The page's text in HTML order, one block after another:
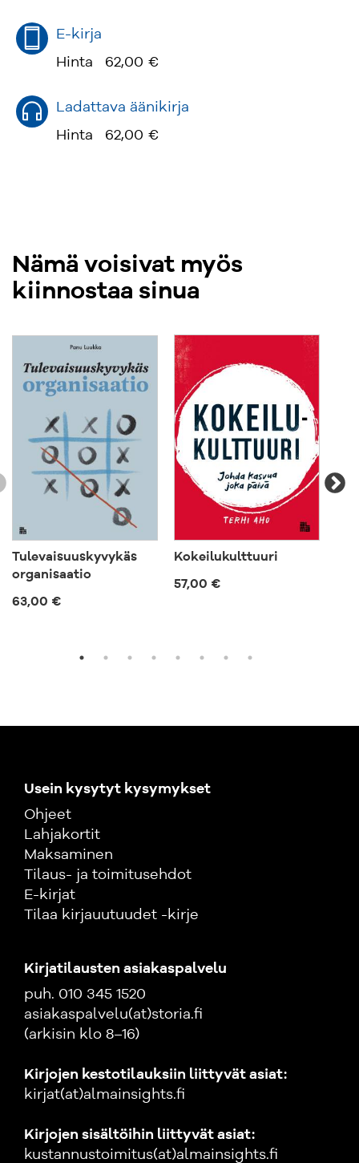
E-kirja
Hinta
62,00 €
Ladattava äänikirja
Hinta
62,00 €
Nämä voisivat myös
kiinnostaa sinua
Tulevaisuuskyvykäs
organisaatio
63,00 €
Kokeilukulttuuri
57,00 €
Usein kysytyt kysymykset
Ohjeet
Lahjakortit
Maksaminen
Tilaus- ja toimitusehdot
E-kirjat
Tilaa kirjauutuudet -kirje
Kirjatilausten asiakaspalvelu
puh. 010 345 1520
asiakaspalvelu(at)storia.fi
(arkisin klo 8–16)
Kirjojen kestotilauksiin liittyvät asiat:
kirjat(at)almainsights.fi
Kirjojen sisältöihin liittyvät asiat:
kustannustoimitus(at)almainsights.fi